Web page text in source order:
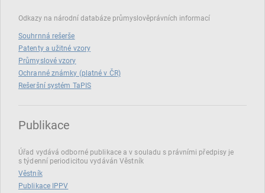
Odkazy na národní databáze průmyslověprávních informací
Souhrnná rešerše
Patenty a užitné vzory
Průmyslové vzory
Ochranné známky (platné v ČR)
Rešeršní systém TaPIS
Publikace
Úřad vydává odborné publikace a v souladu s právními předpisy je
s týdenní periodicitou vydáván Věstník
Věstník
Publikace IPPV